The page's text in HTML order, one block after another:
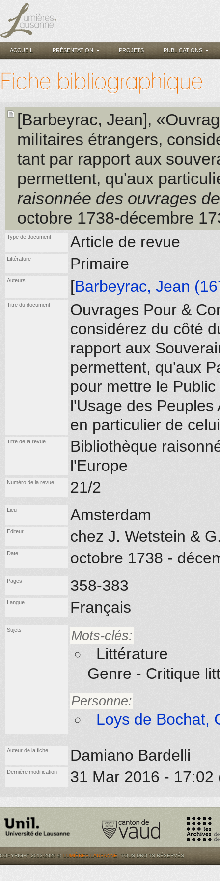
ACCUEIL PRÉSENTATION PROJETS PUBLICATIONS
Fiche bibliographique
[Barbeyrac, Jean],
militaires étrangers,
tant par rapport aux
permettent, qu'aux
raisonnée des ouvrages
octobre 1738-décembre
Type de document Article de revue
Littérature Primaire
Auteurs [Barbeyrac, Jean
Titre du document
Ouvrages Pour &
considérez du côté
rapport aux
permettent, qu'aux
pour mettre le
l'Usage des
en particulier de
Titre de la revue
Bibliothèque
l'Europe
Numéro de la revue 21/2
Lieu Amsterdam
Editeur chez J. Wetstein &
Date octobre 1738 -
Pages 358-383
Langue Français
Sujets Mots-clés:
Littérature
Genre - Critique
Personne:
Loys de Bochat,
Auteur de la fiche Damiano Bardelli
Dernière modification 31 Mar 2016 - 17:02
COPYRIGHT 2013-2026 © LUMIÈRES.LAUSANNE . TOUS DROITS RÉSERVÉS.